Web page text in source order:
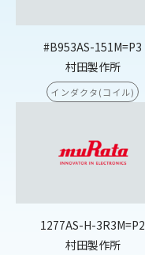
#B953AS-151M=P3
村田製作所
インダクタ(コイル)
1277AS-H-3R3M=P2
村田製作所